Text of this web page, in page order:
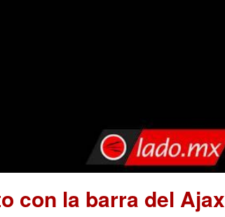
con la barra del Ajax